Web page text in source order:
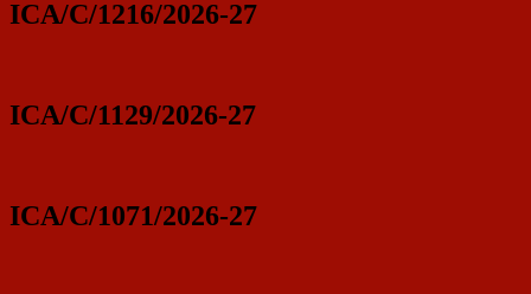
ICA/C/1216/2026-27
ICA/C/1129/2026-27
ICA/C/1071/2026-27